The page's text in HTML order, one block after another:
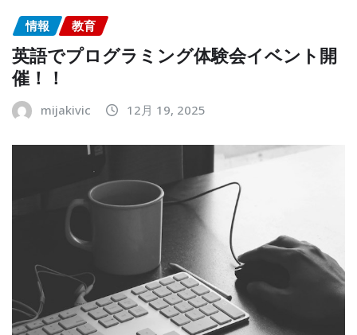
情報 教育
英語でプログラミング体験会イベント開
催！！
mijakivic 12月 19, 2025